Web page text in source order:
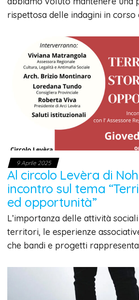
rispettosa delle indagini in corso
9 Aprile 2025
Al circolo Levèra di
incontro sul tema
ed opportunità”
L’importanza delle attività
territori, le esperienze
che bandi e progetti